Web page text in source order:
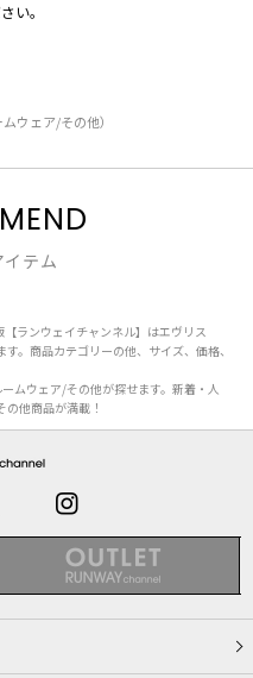
い。
ウェア/その他）
テム
ランウェイチャンネル】はエヴリス
。商品カテゴリーの他、サイズ、価格、
ムウェア/その他が探せます。新着・人
他商品が満載！